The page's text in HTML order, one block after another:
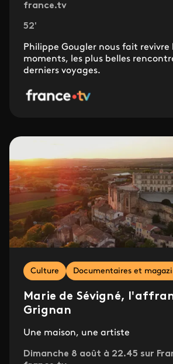
france.tv
52'
Philippe Gougler nous fait revivre
moments, les plus belles
derniers voyages.
Culture Documentaires et
Marie de Sévigné,
Grignan
Une maison, une artiste
Dimanche 8 août à 22.45 sur